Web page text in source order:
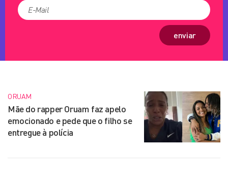
enviar
ORUAM
Mãe do rapper Oruam faz apelo
emocionado e pede que o filho se
entregue à polícia